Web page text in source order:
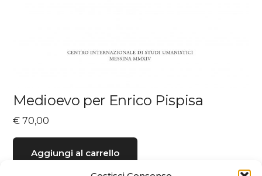
Medioevo per Enrico Pispisa
€ 70,00
Aggiungi al carrello